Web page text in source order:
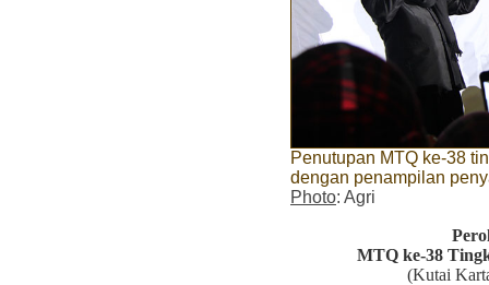
Penutupan MTQ ke-38
dengan penampilan
Photo: Agri
MTQ ke-38
(Kutai